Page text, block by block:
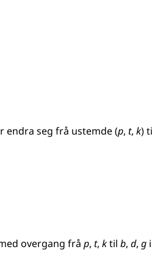
endra seg frå ustemde (p, t, k)
overgang frå p, t, ktil b, d, g